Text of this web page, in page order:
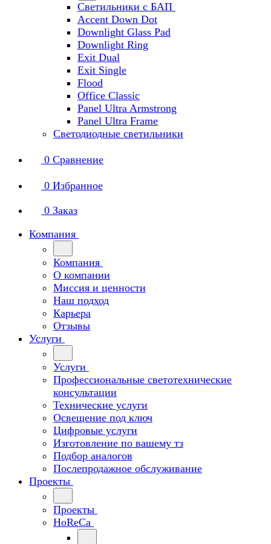
Светильники с БАП
Accent Down Dot
Downlight Glass Pad
Downlight Ring
Exit Dual
Exit Single
Flood
Office Classic
Panel Ultra Armstrong
Panel Ultra Frame
Светодиодные светильники
0 Сравнение
0 Избранное
0 Заказ
Компания
Компания
О компании
Миссия и ценности
Наш подход
Карьера
Отзывы
Услуги
Услуги
Профессиональные светотехнические
консультации
Технические услуги
Освещение под ключ
Цифровые услуги
Изготовление по вашему тз
Подбор аналогов
Послепродажное обслуживание
Проекты
Проекты
HoReCa